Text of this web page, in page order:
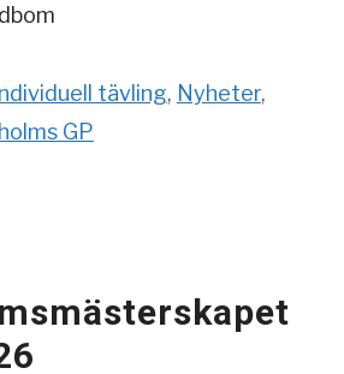
Individuell tävling, Nyheter,
GP